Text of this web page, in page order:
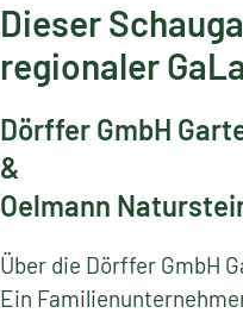
Dieser
regionaler
Dörffer GmbH
&
Oelmann
Über die Dörffer GmbH
Ein